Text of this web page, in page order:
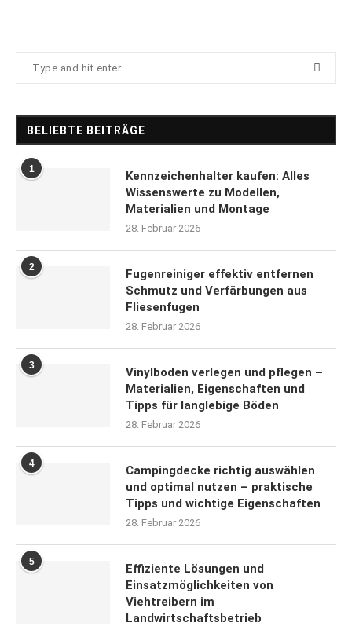
BELIEBTE BEITRÄGE
1
Kennzeichenhalter kaufen: Alles
Wissenswerte zu Modellen,
Materialien und Montage
28. Februar 2026
2
Fugenreiniger effektiv entfernen
Schmutz und Verfärbungen aus
Fliesenfugen
28. Februar 2026
3
Vinylboden verlegen und pflegen –
Materialien, Eigenschaften und
Tipps für langlebige Böden
28. Februar 2026
4
Campingdecke richtig auswählen
und optimal nutzen – praktische
Tipps und wichtige Eigenschaften
28. Februar 2026
5
Effiziente Lösungen und
Einsatzmöglichkeiten von
Viehtreibern im
Landwirtschaftsbetrieb